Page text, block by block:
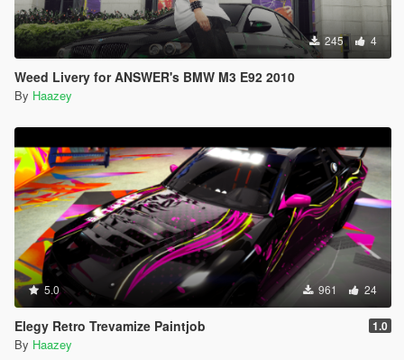
245 4
Weed Livery for ANSWER's BMW M3 E92 2010
By Haazey
5.0 961 24
Elegy Retro Trevamize Paintjob 1.0
By Haazey